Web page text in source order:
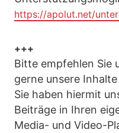
https://apolut.net/
+++
Bitte empfehlen Sie
gerne unsere
Sie haben hiermit
Beiträge in Ihren
Media- und Video-